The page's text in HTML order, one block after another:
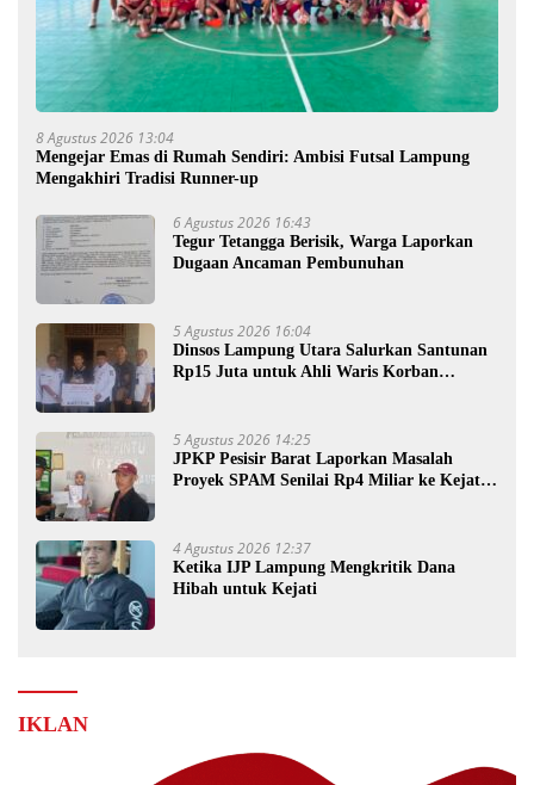
8 Agustus 2026 13:04
Mengejar Emas di Rumah Sendiri: Ambisi Futsal Lampung
Mengakhiri Tradisi Runner-up
6 Agustus 2026 16:43
Tegur Tetangga Berisik, Warga Laporkan
Dugaan Ancaman Pembunuhan
5 Agustus 2026 16:04
Dinsos Lampung Utara Salurkan Santunan
Rp15 Juta untuk Ahli Waris Korban
5 Agustus 2026 14:25
JPKP Pesisir Barat Laporkan Masalah
Proyek SPAM Senilai Rp4 Miliar ke Kejati
4 Agustus 2026 12:37
Ketika IJP Lampung Mengkritik Dana
Hibah untuk Kejati
IKLAN